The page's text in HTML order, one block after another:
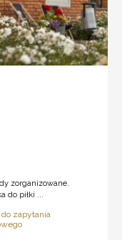
zorganizowane.
do piłki ...